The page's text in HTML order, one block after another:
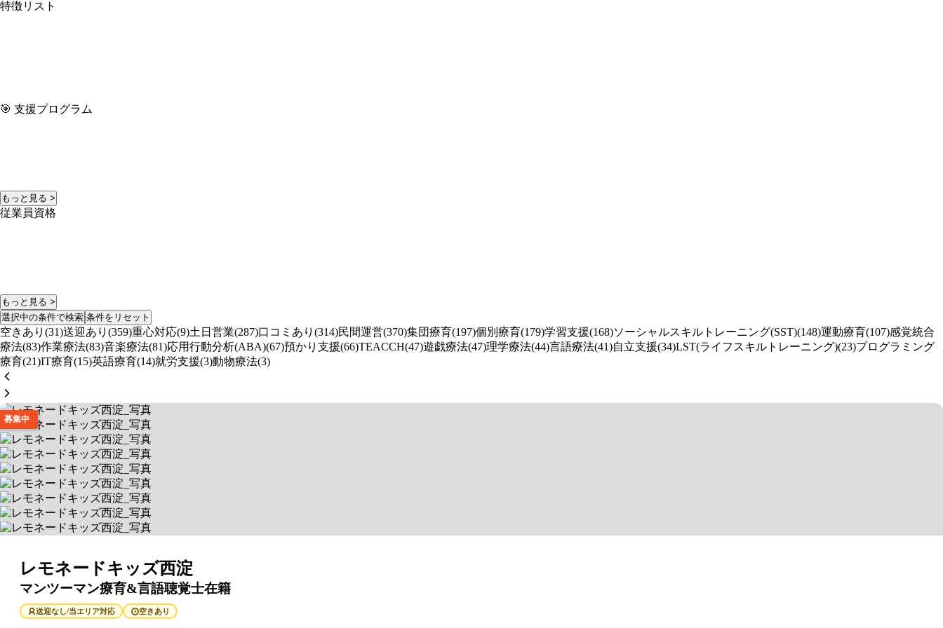
特徴リスト
🎯 支援プログラム
もっと見る >
従業員資格
もっと見る >
選択中の条件で検索 条件をリセット
空きあり(31)送迎あり(359)重心対応(9)土日営業(287)口コミあり(314)民間運営(370)集団療育(197)個別療育(179)学習支援(168)ソーシャルスキルトレーニング(SST)(148)運動療育(107)感覚統合
療法(83)作業療法(83)音楽療法(81)応用行動分析(ABA)(67)預かり支援(66)TEACCH(47)遊戯療法(47)理学療法(44)言語療法(41)自立支援(34)LST(ライフスキルトレーニング)(23)プログラミング
療育(21)IT療育(15)英語療育(14)就労支援(3)動物療法(3)
募集中
レモネードキッズ西淀
マンツーマン療育&言語聴覚士在籍
送迎なし/当エリア対応 空きあり